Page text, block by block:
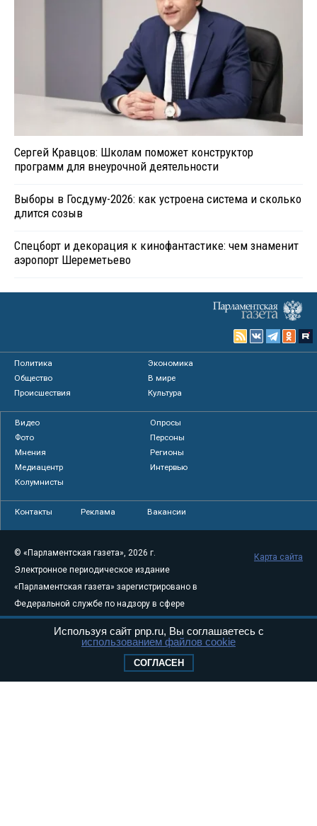
Сергей Кравцов: Школам поможет конструктор
программ для внеурочной деятельности
Выборы в Госдуму-2026: как устроена система и сколько
длится созыв
Спецборт и декорация к кинофантастике: чем знаменит
аэропорт Шереметьево
Политика
Экономика
Общество
В мире
Происшествия
Культура
Видео
Опросы
Фото
Персоны
Мнения
Регионы
Медиацентр
Интервью
Колумнисты
Контакты Реклама Вакансии
© «Парламентская газета», 2026 г.
Электронное периодическое издание
«Парламентская газета» зарегистрировано в
Федеральной службе по надзору в сфере
связи, информационных технологий и
массовых коммуникаций (Роскомнадзор) 05
Свидетельство о регистрации Эл № ФС77-
Карта сайта
Используя сайт pnp.ru, Вы соглашаетесь с
использованием файлов cookie
СОГЛАСЕН